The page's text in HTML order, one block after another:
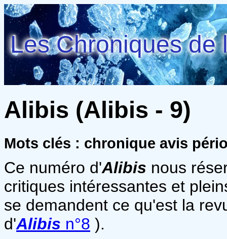
Les Chroniques de
Alibis (Alibis - 9)
Mots clés : chronique avis
Ce numéro d'Alibis nous
critiques intéressantes et
se demandent ce qu'est la
d'Alibis n°8 ).